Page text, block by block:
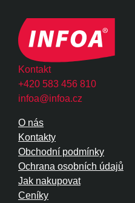
Kontakt
+420 583 456 810
infoa@infoa.cz
O nás
Kontakty
Obchodní podmínky
Ochrana osobních údajů
Jak nakupovat
Ceníky